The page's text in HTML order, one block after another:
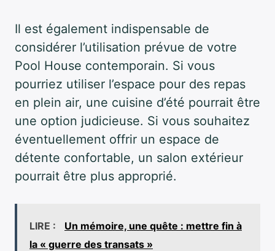
Il est également indispensable de
considérer l’utilisation prévue de votre
Pool House contemporain. Si vous
pourriez utiliser l’espace pour des repas
en plein air, une cuisine d’été pourrait être
une option judicieuse. Si vous souhaitez
éventuellement offrir un espace de
détente confortable, un salon extérieur
pourrait être plus approprié.
LIRE :
Un mémoire, une quête : mettre fin à
la « guerre des transats »